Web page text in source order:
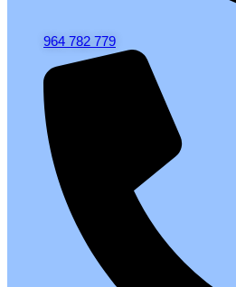
964 782 779